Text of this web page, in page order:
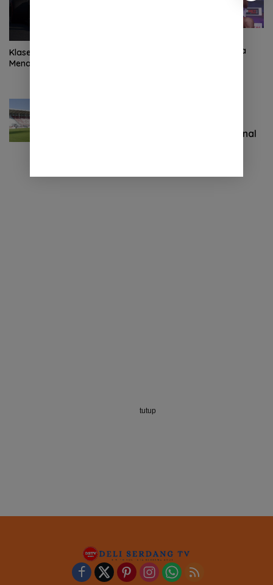
Klasemen F1 2019 Usai Bottas
Menangi GP Australia
Natsir Sabet Gelar Juara
Mengantar Indonesia ke Semifinal
tutup